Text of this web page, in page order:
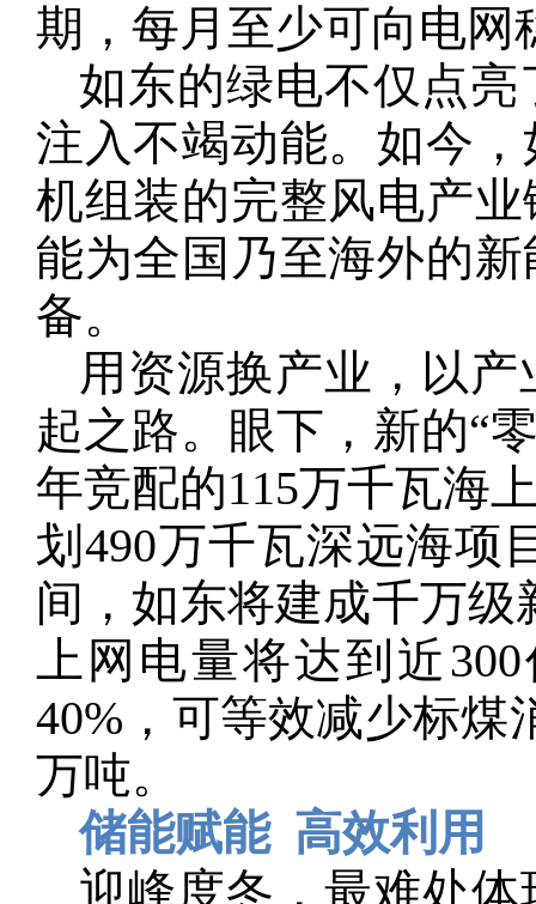
期，每月至少可向电网
如东的绿电不仅点
注入不竭动能。如今
机组装的完整风电产
能为全国乃至海外的
备。
用资源换产业，以
起之路。眼下，新的“
年竞配的115万千瓦海
划490万千瓦深远海项
间，如东将建成千万
上网电量将达到近
40%，可等效减少标煤
万吨。
储能赋能 高效利用
迎峰度冬，最难处